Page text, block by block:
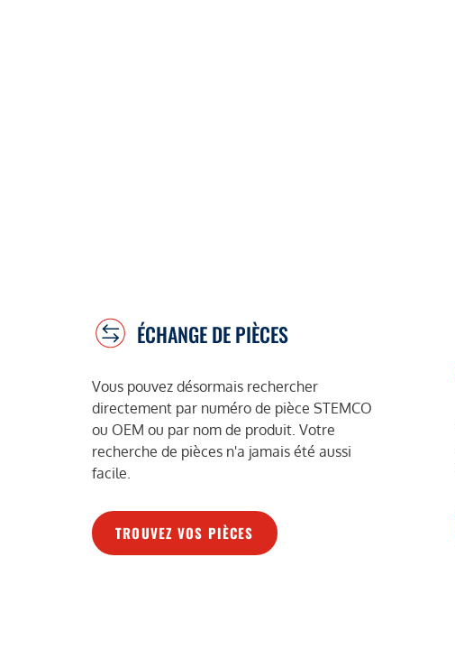
ÉCHANGE DE PIÈCES
Vous pouvez désormais rechercher
directement par numéro de pièce STEMCO
ou OEM ou par nom de produit. Votre
recherche de pièces n'a jamais été aussi
facile.
TROUVEZ VOS PIÈCES